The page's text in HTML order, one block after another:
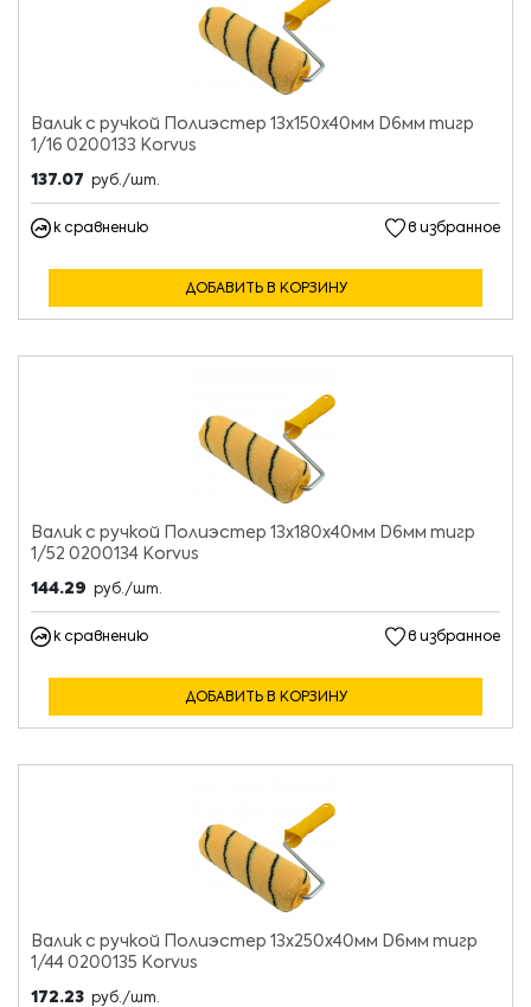
Валик с ручкой Полиэстер 13х150х40мм D6мм тигр
1/16 0200133 Korvus
137.07 руб./шт.
к сравнению в избранное
ДОБАВИТЬ В КОРЗИНУ
Валик с ручкой Полиэстер 13х180х40мм D6мм тигр
1/52 0200134 Korvus
144.29 руб./шт.
к сравнению в избранное
ДОБАВИТЬ В КОРЗИНУ
Валик с ручкой Полиэстер 13х250х40мм D6мм тигр
1/44 0200135 Korvus
172.23 руб./шт.